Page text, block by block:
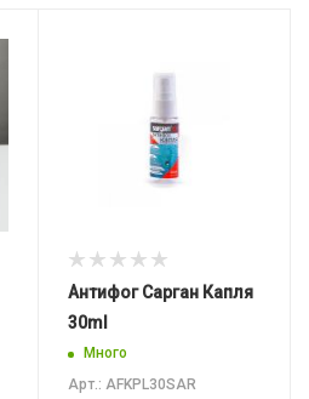
Антифог Cарган Капля
30ml
Много
Арт.: AFKPL30SAR